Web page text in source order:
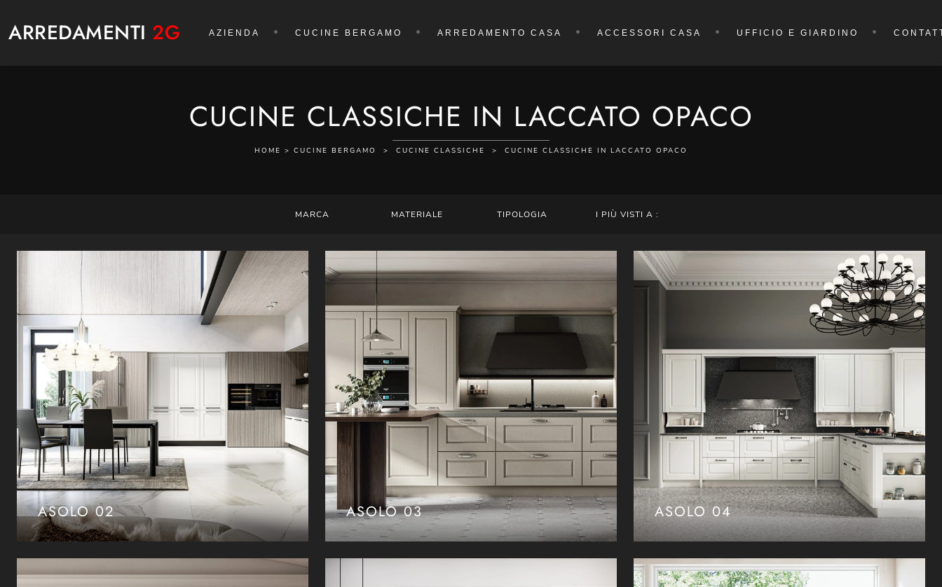
ARREDAMENTI 2G AZIENDA CUCINE BERGAMO ARREDAMENTO CASA ACCESSORI CASA UFFICIO E GIARDINO
CUCINE CLASSICHE IN LACCATO OPACO
HOME > CUCINE BERGAMO > CUCINE CLASSICHE > CUCINE CLASSICHE IN LACCATO OPACO
MARCA MATERIALE TIPOLOGIA I PIÙ VISTI A :
ASOLO 02 ASOLO 03 ASOLO 04